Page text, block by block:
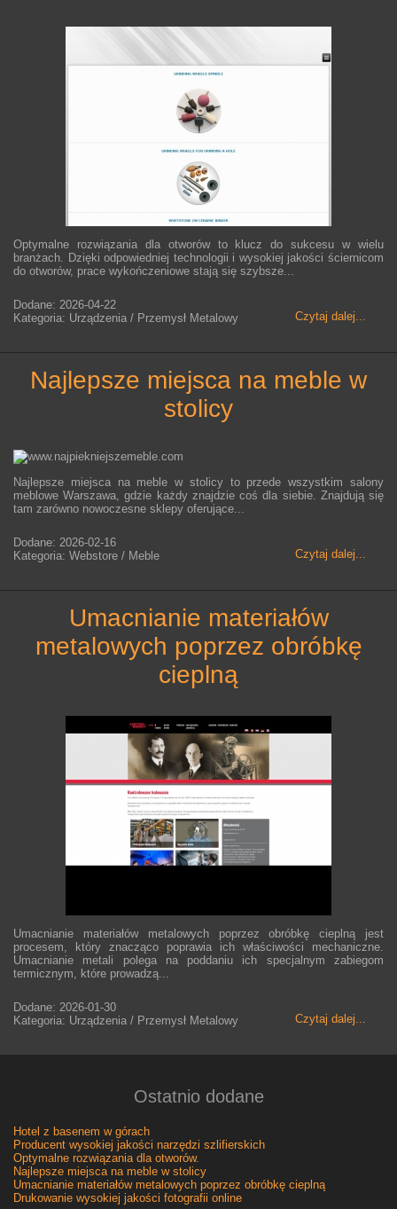
Optymalne rozwiązania dla otworów to klucz do sukcesu w wielu
branżach. Dzięki odpowiedniej technologii i wysokiej jakości ściernicom
do otworów, prace wykończeniowe stają się szybsze...
Czytaj dalej...
Dodane: 2026-04-22
Kategoria: Urządzenia / Przemysł Metalowy
najlepsze miejsca na meble w
stolicy
Najlepsze miejsca na meble w stolicy to przede wszystkim salony
meblowe Warszawa, gdzie każdy znajdzie coś dla siebie. Znajdują się
tam zarówno nowoczesne sklepy oferujące...
Czytaj dalej...
Dodane: 2026-02-16
Kategoria: Webstore / Meble
umacnianie materiałów
metalowych poprzez obróbkę
cieplną
Umacnianie materiałów metalowych poprzez obróbkę cieplną jest
procesem, który znacząco poprawia ich właściwości mechaniczne.
Umacnianie metali polega na poddaniu ich specjalnym zabiegom
termicznym, które prowadzą...
Czytaj dalej...
Dodane: 2026-01-30
Kategoria: Urządzenia / Przemysł Metalowy
Ostatnio dodane
Hotel z basenem w górach
Producent wysokiej jakości narzędzi szlifierskich
Optymalne rozwiązania dla otworów.
Najlepsze miejsca na meble w stolicy
Umacnianie materiałów metalowych poprzez obróbkę cieplną
Drukowanie wysokiej jakości fotografii online